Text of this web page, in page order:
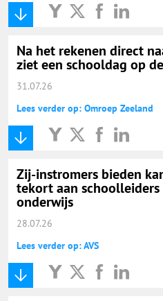
Na het rekenen direct
ziet een schooldag op
31.07.26
Lees verder op: Omroep Zeeland
Zij-instromers bieden
tekort aan
onderwijs
28.07.26
Lees verder op: AVS